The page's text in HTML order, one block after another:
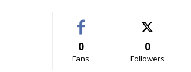
0
Fans
0
Followers